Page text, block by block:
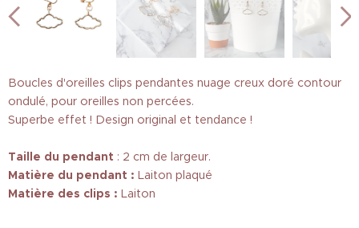
Boucles d'oreilles clips pendantes nuage creux doré contour
ondulé, pour oreilles non percées.
Superbe effet ! Design original et tendance !
Taille du pendant : 2 cm de largeur.
Matière du pendant : Laiton plaqué
Matière des clips : Laiton